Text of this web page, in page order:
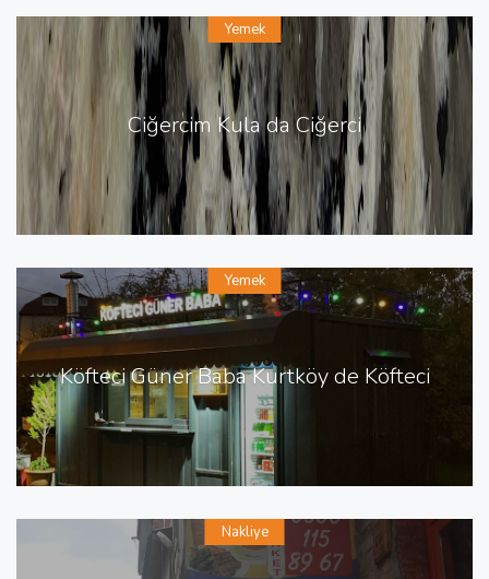
Ciğercim Kula da Ciğerci
Yemek
Köfteci Güner Baba Kurtköy de Köfteci
Yemek
Nakliye